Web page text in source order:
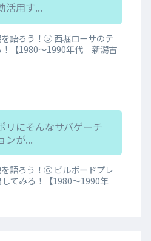
活用す...
語ろう！⑤ 西堀ローサのテ
！【1980～1990年代 新潟古
リにそんなサバゲーチ
ンが...
語ろう！⑥ ビルボードプレ
てみる！【1980～1990年